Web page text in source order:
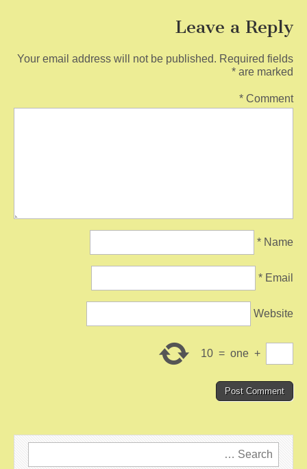
Leave a Reply
Your email address will not be published. Required fields
are marked
*
Comment
*
Name
*
Email
*
Website
+
one
=
10
Search